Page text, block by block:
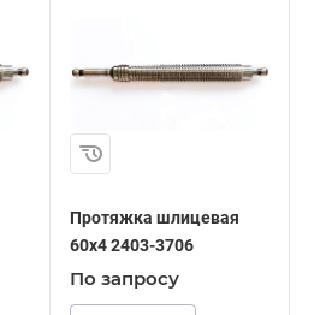
Протяжка шлицевая
60x4 2403-3706
По запросу